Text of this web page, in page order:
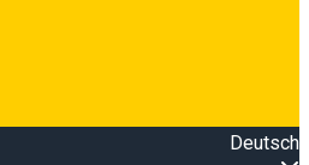
Deutsch